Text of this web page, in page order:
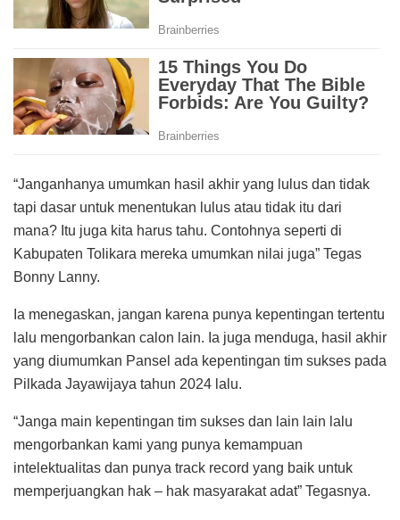
“Janganhanya umumkan hasil akhir yang lulus dan tidak
tapi dasar untuk menentukan lulus atau tidak itu dari
mana? Itu juga kita harus tahu. Contohnya seperti di
Kabupaten Tolikara mereka umumkan nilai juga” Tegas
Bonny Lanny.
Ia menegaskan, jangan karena punya kepentingan tertentu
lalu mengorbankan calon lain. Ia juga menduga, hasil akhir
yang diumumkan Pansel ada kepentingan tim sukses pada
Pilkada Jayawijaya tahun 2024 lalu.
“Janga main kepentingan tim sukses dan lain lain lalu
mengorbankan kami yang punya kemampuan
intelektualitas dan punya track record yang baik untuk
memperjuangkan hak – hak masyarakat adat” Tegasnya.